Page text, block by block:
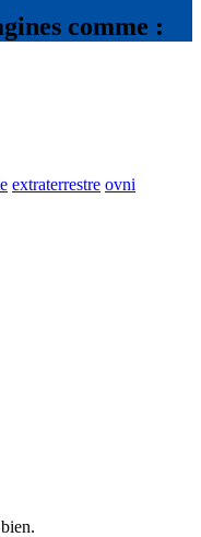
comme :
extraterrestre ovni